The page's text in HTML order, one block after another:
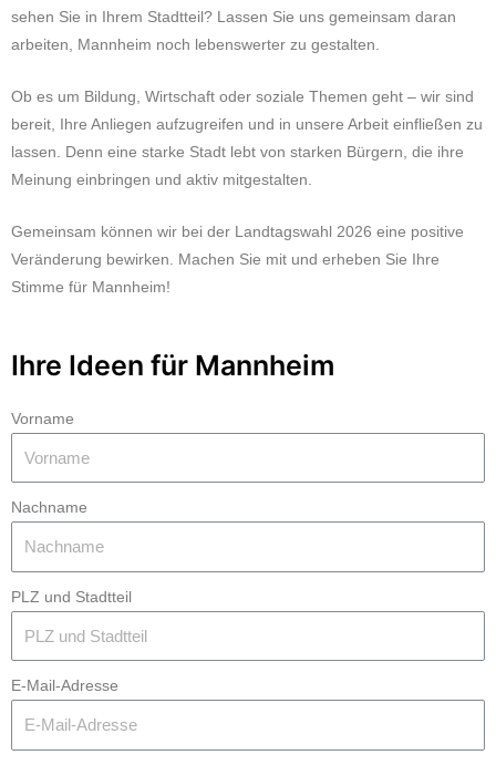
sehen Sie in Ihrem Stadtteil? Lassen Sie uns gemeinsam daran
arbeiten, Mannheim noch lebenswerter zu gestalten.
Ob es um Bildung, Wirtschaft oder soziale Themen geht – wir sind
bereit, Ihre Anliegen aufzugreifen und in unsere Arbeit einfließen zu
lassen. Denn eine starke Stadt lebt von starken Bürgern, die ihre
Meinung einbringen und aktiv mitgestalten.
Gemeinsam können wir bei der Landtagswahl 2026 eine positive
Veränderung bewirken. Machen Sie mit und erheben Sie Ihre
Stimme für Mannheim!
Ihre Ideen für Mannheim
Vorname
Nachname
PLZ und Stadtteil
E-Mail-Adresse